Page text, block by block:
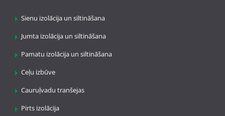
Sienu izolācija un siltināšana
Jumta izolācija un siltināšana
Pamatu izolācija un siltināšana
Ceļu izbūve
Cauruļvadu tranšejas
Pirts izolācija